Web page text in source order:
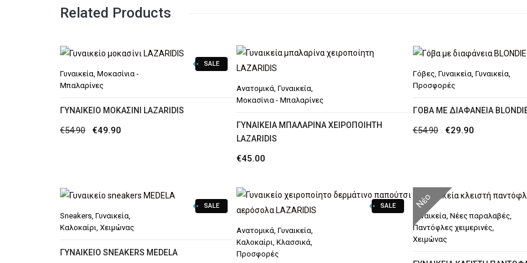
Related Products
SALE
Γυναικεία, Μοκασίνια -
Μπαλαρίνες
ΓΥΝΑΙΚΕΊΟ ΜΟΚΑΣΊΝΙ LAZARIDIS
€54.90
Original
€49.90
€49.90.
Ανατομικά, Γυναικεία,
Μοκασίνια - Μπαλαρίνες
ΓΥΝΑΙΚΕΊΑ ΜΠΑΛΑΡΊΝΑ ΧΕΙΡΟΠΟΊΗΤΗ
LAZARIDIS
€45.00
Γόβες, Γυναικεία, Γυναικεία,
Προσφορές
ΓΌΒΑ ΜΕ ΔΙΑΦΆΝΕΙΑ
€54.90
Original
€29.90
€29.90.
SALE
Sneakers, Γυναικεία,
Καλοκαίρι, Χειμώνας
ΓΥΝΑΙΚΕΊΟ SNEAKERS MEDELA
SALE
Ανατομικά, Γυναικεία,
Καλοκαίρι, Κλασσικά,
Προσφορές
Νέο
Γυναικεία, Νέες παραλαβές,
Παντόφλες χειμερινές,
Χειμώνας